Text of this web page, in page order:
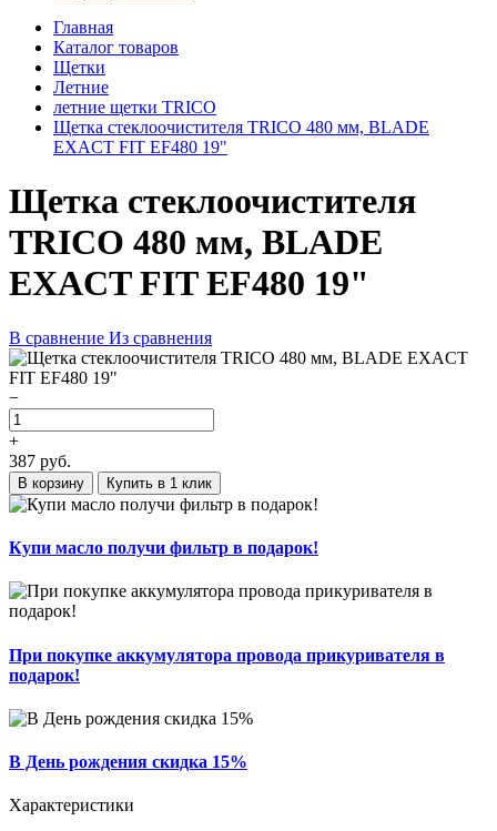
Главная
Каталог товаров
Щетки
Летние
летние щетки TRICO
Щетка стеклоочистителя TRICO 480 мм, BLADE
EXACT FIT EF480 19"
Щетка стеклоочистителя
TRICO 480 мм, BLADE
EXACT FIT EF480 19"
В сравнение Из сравнения
−
+
387 руб.
В корзину Купить в 1 клик
Купи масло получи фильтр в подарок!
При покупке аккумулятора провода прикуривателя в
подарок!
В День рождения скидка 15%
Характеристики